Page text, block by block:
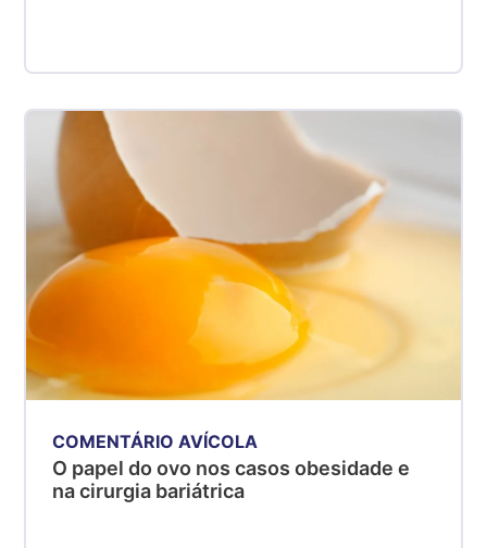
COMENTÁRIO AVÍCOLA
O papel do ovo nos casos obesidade e
na cirurgia bariátrica